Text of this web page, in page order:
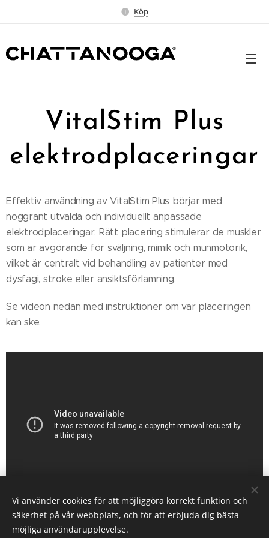
Köp
VitalStim Plus
elektrodplaceringar
Effektiv användning av VitalStim Plus börjar med
noggrant utvalda och individuellt anpassade
elektrodplaceringar. Rätt placering stimulerar de muskler
som är avgörande för sväljning, mimik och munmotorik,
vilket är centralt vid behandling av patienter med
dysfagi, stroke eller ansiktsförlamning.
Se videon nedan med instruktioner om var placeringen
kan ske.
Vi använder cookies för att möjliggöra korrekt funktion och
säkerhet på vår webbplats, och för att erbjuda dig bästa
möjliga användarupplevelse.